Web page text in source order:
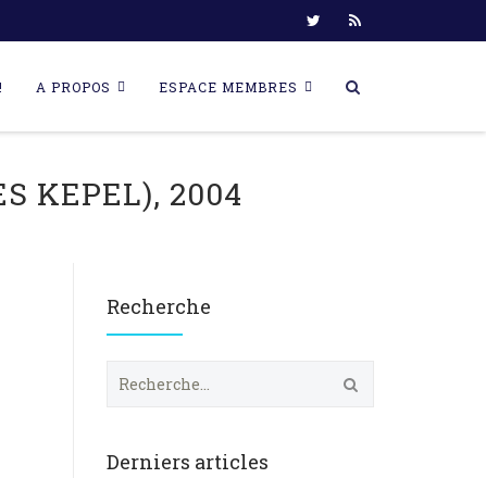
A PROPOS ESPACE MEMBRES
KEPEL), 2004
Recherche
e
Derniers articles